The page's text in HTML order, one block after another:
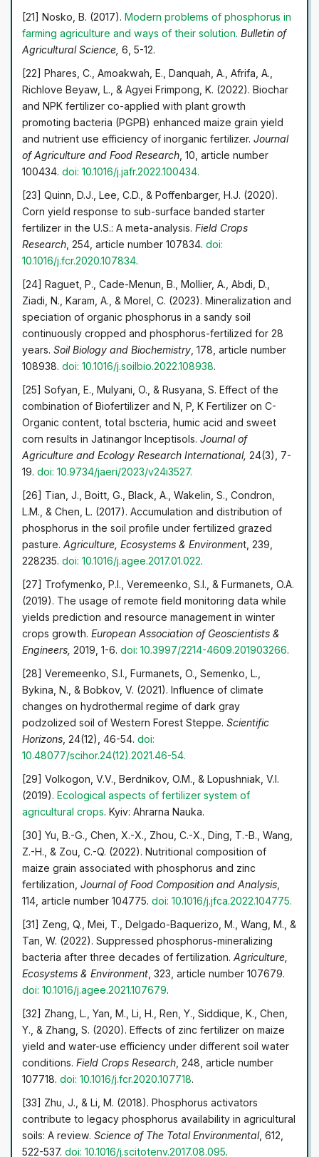
[21] Nosko, B. (2017).Modern problems of phosphorus in
farming agriculture and ways of their solution. Bulletin of
Agricultural Science, 6, 5-12.
[22] Phares, C., Amoakwah, E., Danquah, A., Afrifa, A.,
Richlove Beyaw, L., & Agyei Frimpong, K. (2022). Biochar
and NPK fertilizer co-applied with plant growth
promoting bacteria (PGPB) enhanced maize grain yield
and nutrient use efficiency of inorganic fertilizer.Journal
of Agriculture and Food Research , 10, article number
100434.doi: 10.1016/j.jafr.2022.100434.
[23] Quinn, D.J., Lee, C.D., & Poffenbarger, H.J. (2020).
Corn yield response to sub-surface banded starter
fertilizer in the U.S.: A meta-analysis.Field Crops
Research , 254, article number 107834.doi:
10.1016/j.fcr.2020.107834.
[24] Raguet, P., Cade-Menun, B., Mollier, A., Abdi, D.,
Ziadi, N., Karam, A., & Morel, C. (2023). Mineralization and
speciation of organic phosphorus in a sandy soil
continuously cropped and phosphorus-fertilized for 28
years.Soil Biology and Biochemistry , 178, article number
108938.doi: 10.1016/j.soilbio.2022.108938.
[25] Sofyan, E., Mulyani, O., & Rusyana, S. Effect of the
combination of Biofertilizer and N, P, K Fertilizer on C-
Organic content, total bscteria, humic acid and sweet
corn results in Jatinangor Inceptisols.Journal of
Agriculture and Ecology Research International, 24(3), 7-
19.doi: 10.9734/jaeri/2023/v24i3527.
[26] Tian, J., Boitt, G., Black, A., Wakelin, S., Condron,
L.M., & Chen, L. (2017). Accumulation and distribution of
phosphorus in the soil profile under fertilized grazed
pasture.Agriculture, Ecosystems & Environment, 239,
228235.doi: 10.1016/j.agee.2017.01.022.
[27] Trofymenko, P.I., Veremeenko, S.I., & Furmanets, O.A.
(2019). The usage of remote field monitoring data while
yields prediction and resource management in winter
crops growth.European Association of Geoscientists &
Engineers, 2019, 1-6.doi: 10.3997/2214-4609.201903266.
[28] Veremeenko, S.I., Furmanets, O., Semenko, L.,
Bykina, N., & Bobkov, V. (2021). Influence of climate
changes on hydrothermal regime of dark gray
podzolized soil of Western Forest Steppe.Scientific
Horizons , 24(12), 46-54.doi:
10.48077/scihor.24(12).2021.46-54.
[29] Volkogon, V.V., Berdnikov, O.M., & Lopushniak, V.I.
(2019).Ecological aspects of fertilizer system of
agricultural crops. Kyiv: Ahrarna Nauka.
[30] Yu, B.-G., Chen, X.-X., Zhou, C.-X., Ding, T.-B., Wang,
Z.-H., & Zou, C.-Q. (2022). Nutritional composition of
maize grain associated with phosphorus and zinc
fertilization,Journal of Food Composition and Analysis
114, article number 104775.doi: 10.1016/j.jfca.2022.104775.
[31] Zeng, Q., Mei, T., Delgado-Baquerizo, M., Wang, M., &
Tan, W. (2022). Suppressed phosphorus-mineralizing
bacteria after three decades of fertilization.Agriculture,
Ecosystems & Environment , 323, article number 107679.
doi: 10.1016/j.agee.2021.107679.
[32] Zhang, L., Yan, M., Li, H., Ren, Y., Siddique, K., Chen,
Y., & Zhang, S. (2020). Effects of zinc fertilizer on maize
yield and water-use efficiency under different soil water
conditions.Field Crops Research , 248, article number
107718.doi: 10.1016/j.fcr.2020.107718.
[33] Zhu, J., & Li, M. (2018). Phosphorus activators
contribute to legacy phosphorus availability in agricultural
soils: A review.Science of The Total Environmental, 612,
522-537.doi: 10.1016/j.scitotenv.2017.08.095.